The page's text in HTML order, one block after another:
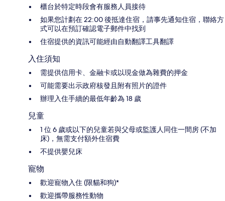
櫃台於特定時段會有服務人員接待
如果您計劃在 22:00 後抵達住宿，請事先通知住宿，聯絡方
式可以在預訂確認電子郵件中找到
住宿提供的資訊可能經由自動翻譯工具翻譯
入住須知
需提供信用卡、金融卡或以現金做為雜費的押金
可能需要出示政府核發且附有照片的證件
辦理入住手續的最低年齡為 18 歲
兒童
1 位 6 歲或以下的兒童若與父母或監護人同住一間房 (不加
床)，無需支付額外住宿費
不提供嬰兒床
寵物
歡迎寵物入住 (限貓和狗)*
歡迎攜帶服務性動物